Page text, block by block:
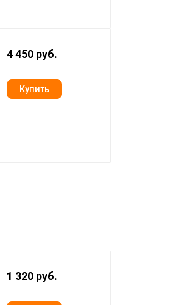
4 450 руб.
1 320 руб.